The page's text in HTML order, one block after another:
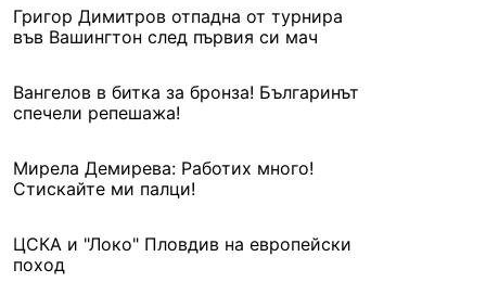
Григор Димитров отпадна от турнира
във Вашингтон след първия си мач
Вангелов в битка за бронза! Българинът
спечели репешажа!
Мирела Демирева: Работих много!
Стискайте ми палци!
ЦСКА и "Локо" Пловдив на европейски
поход